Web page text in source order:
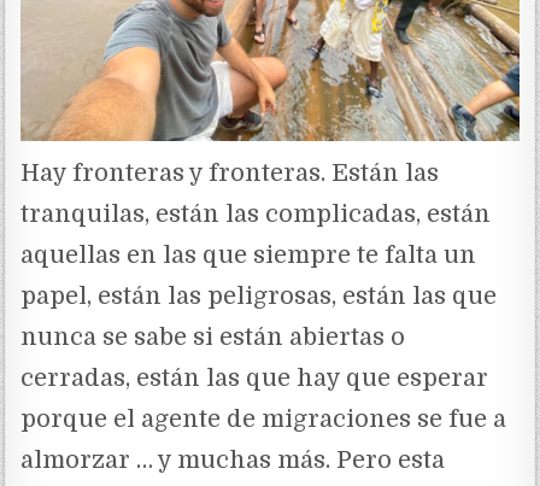
Hay fronteras y fronteras. Están las
tranquilas, están las complicadas, están
aquellas en las que siempre te falta un
papel, están las peligrosas, están las que
nunca se sabe si están abiertas o
cerradas, están las que hay que esperar
porque el agente de migraciones se fue a
almorzar … y muchas más. Pero esta